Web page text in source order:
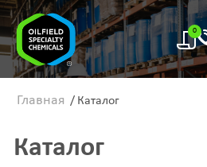
0
Главная / Каталог
Каталог